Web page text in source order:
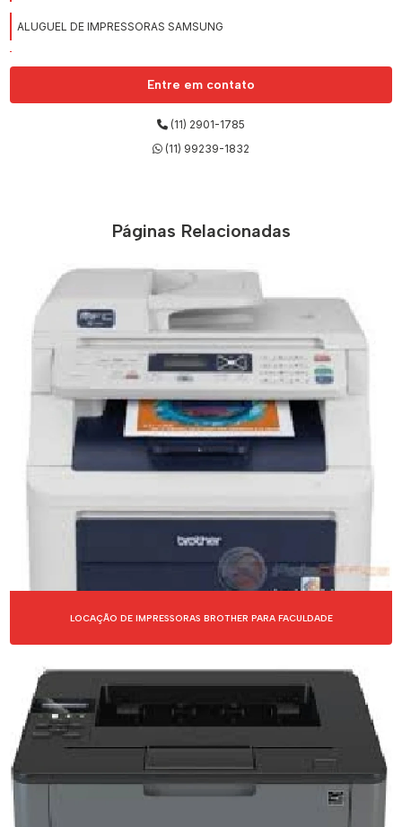
ALUGUEL DE IMPRESSORAS SAMSUNG
ALUGUEL DE IMPRESSORAS XEROX
ALUGUEL DE MÁQUINAS COPIADORAS
ALUGUEL DE NOTEBOOKS
EMPRESAS PARA ALUGUEL DE IMPRESSORAS
EMPRESAS PARA LOCAÇÃO DE IMPRESSORAS
IMPRESSORA PARA LOCAÇÃO
IMPRESSORAS DE ETIQUETAS
IMPRESSORAS MULTIFUNCIONAIS
IMPRESSORAS PARA ALUGAR
LOCAÇÃO DE IMPRESSORA BROTHER
LOCAÇÃO DE IMPRESSORA CANON
LOCAÇÃO DE IMPRESSORA HP
LOCAÇÃO DE IMPRESSORA SAMSUNG
LOCAÇÃO DE IMPRESSORA XEROX
LOCAÇÃO DE IMPRESSORAS A LASER
LOCAÇÃO DE NOTEBOOKS PARA EMPRESAS
Entre em contato
(11) 2901-1785
(11) 99239-1832
Páginas Relacionadas
LOCAÇÃO DE IMPRESSORAS BROTHER PARA FACULDADE